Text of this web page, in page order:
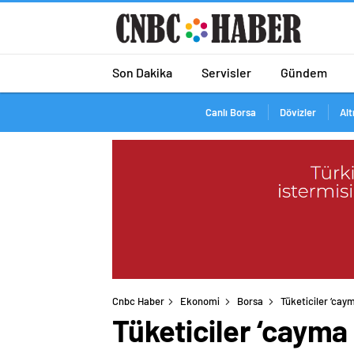
Son Dakika Servisler Gündem
Canlı Borsa Dövizler
Cnbc Haber Ekonomi Borsa Tüketiciler
Tüketiciler